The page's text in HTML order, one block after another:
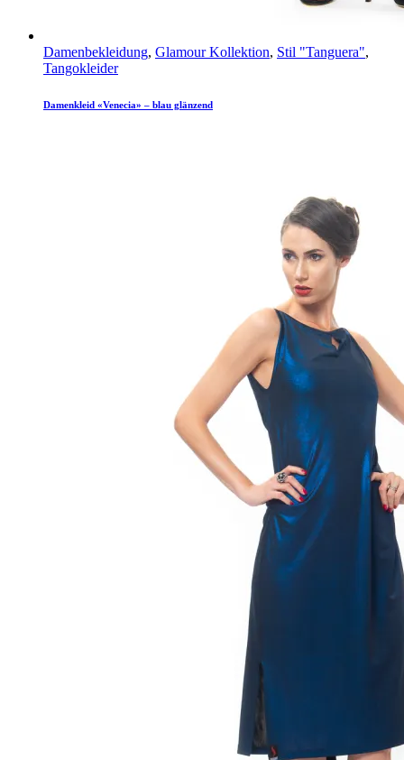
Damenbekleidung, Glamour Kollektion, Stil "Tanguera",
Tangokleider
Damenkleid «Venecia» – blau glänzend